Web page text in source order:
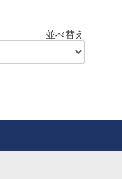
並べ替え